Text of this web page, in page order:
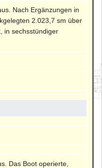
Nach Ergänzungen in
2.023,7 sm über
in sechsstündiger
Das Boot operierte,